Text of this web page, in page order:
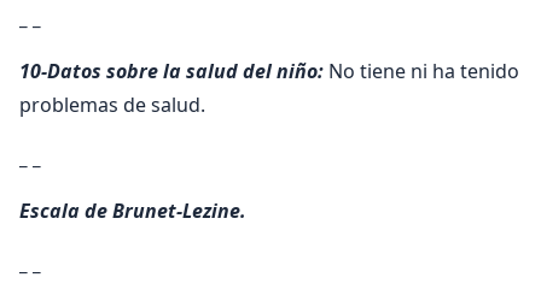
10-Datos sobre la salud del niño: No tiene ni ha tenido
problemas de salud.
Escala de Brunet-Lezine.